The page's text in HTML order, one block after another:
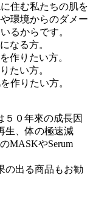
住む私たちの肌を
環境からのダメー
るからです。
なる方。
作りたい方。
たい方。
作りたい方。
５０年來の成長因
生、体の極速減
MASKやSerum
の出る商品もお勧